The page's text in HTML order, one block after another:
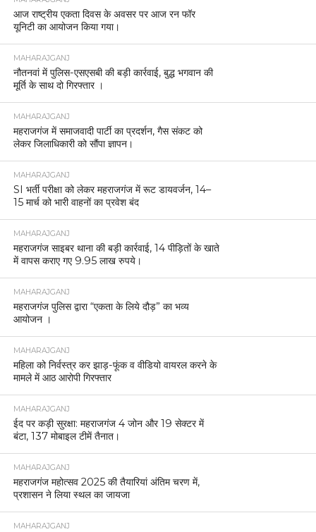
आज राष्ट्रीय एकता दिवस के अवसर पर आज रन फॉर
यूनिटी का आयोजन किया गया।
MAHARAJGANJ
नौतनवां में पुलिस-एसएसबी की बड़ी कार्रवाई, बुद्ध भगवान की
मूर्ति के साथ दो गिरफ्तार ।
MAHARAJGANJ
महराजगंज में समाजवादी पार्टी का प्रदर्शन, गैस संकट को
लेकर जिलाधिकारी को सौंपा ज्ञापन।
MAHARAJGANJ
SI भर्ती परीक्षा को लेकर महराजगंज में रूट डायवर्जन, 14–
15 मार्च को भारी वाहनों का प्रवेश बंद
MAHARAJGANJ
महराजगंज साइबर थाना की बड़ी कार्रवाई, 14 पीड़ितों के खाते
में वापस कराए गए 9.95 लाख रुपये।
MAHARAJGANJ
महराजगंज पुलिस द्वारा “एकता के लिये दौड़” का भव्य
आयोजन ।
MAHARAJGANJ
महिला को निर्वस्त्र कर झाड़-फूंक व वीडियो वायरल करने के
मामले में आठ आरोपी गिरफ्तार
MAHARAJGANJ
ईद पर कड़ी सुरक्षा: महराजगंज 4 जोन और 19 सेक्टर में
बंटा, 137 मोबाइल टीमें तैनात।
MAHARAJGANJ
महराजगंज महोत्सव 2025 की तैयारियां अंतिम चरण में,
प्रशासन ने लिया स्थल का जायजा
MAHARAJGANJ